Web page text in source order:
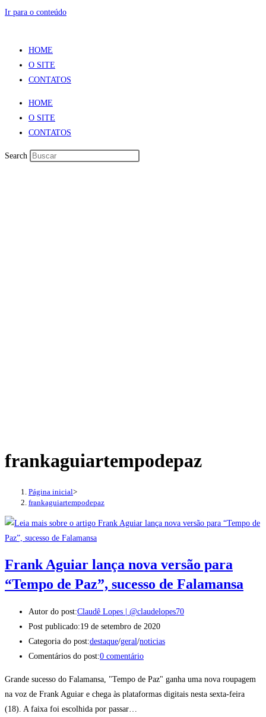
Ir para o conteúdo
HOME
O SITE
CONTATOS
HOME
O SITE
CONTATOS
Search
frankaguiartempodepaz
Página inicial>
frankaguiartempodepaz
Frank Aguiar lança nova versão para
“Tempo de Paz”, sucesso de Falamansa
Autor do post:Claudê Lopes | @claudelopes70
Post publicado:19 de setembro de 2020
Categoria do post:destaque/geral/noticias
Comentários do post:0 comentário
Grande sucesso do Falamansa, "Tempo de Paz" ganha uma nova roupagem
na voz de Frank Aguiar e chega às plataformas digitais nesta sexta-feira
(18). A faixa foi escolhida por passar…